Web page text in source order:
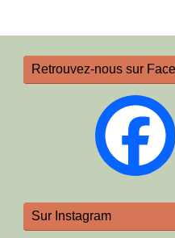
Retrouvez-nous sur
Sur Instagram